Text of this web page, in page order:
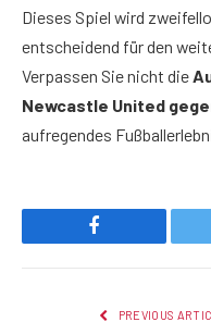
Dieses Spiel wird
entscheidend für den
Verpassen Sie nicht die
Newcastle United
aufregendes
Facebook
PREVIOUS